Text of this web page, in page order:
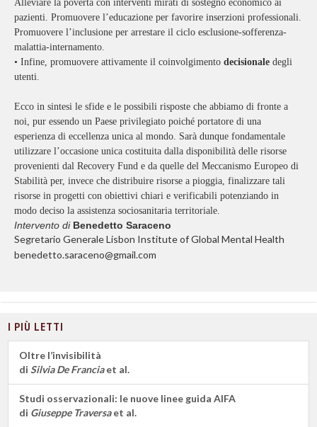
Alleviare la povertà con interventi mirati di sostegno economico ai
pazienti. Promuovere l’educazione per favorire inserzioni professionali.
Promuovere l’inclusione per arrestare il ciclo esclusione-sofferenza-
malattia-internamento.
• Infine, promuovere attivamente il coinvolgimento decisionale degli
utenti.
Ecco in sintesi le sfide e le possibili risposte che abbiamo di fronte a
noi, pur essendo un Paese privilegiato poiché portatore di una
esperienza di eccellenza unica al mondo. Sarà dunque fondamentale
utilizzare l’occasione unica costituita dalla disponibilità delle risorse
provenienti dal Recovery Fund e da quelle del Meccanismo Europeo di
Stabilità per, invece che distribuire risorse a pioggia, finalizzare tali
risorse in progetti con obiettivi chiari e verificabili potenziando in
modo deciso la assistenza sociosanitaria territoriale.
Intervento di Benedetto Saraceno
Segretario Generale Lisbon Institute of Global Mental Health
benedetto.saraceno@gmail.com
I PIÙ LETTI
Oltre l’invisibilità
di Silvia De Franciaet al.
Studi osservazionali: le nuove linee guida AIFA
di Giuseppe Traversaet al.